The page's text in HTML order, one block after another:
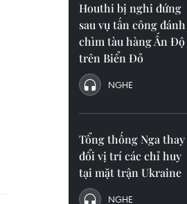
Houthi bị nghi đứng
sau vụ tấn công đánh
chìm tàu hàng Ấn Độ
trên Biển Đỏ
NGHE
Tổng thống Nga thay
đổi vị trí các chỉ huy
tại mặt trận Ukraine
NGHE